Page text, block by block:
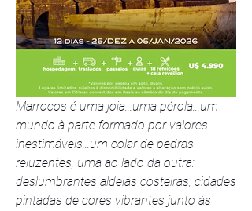
Marrocos é uma joia...uma pérola...um
mundo à parte formado por valores
inestimáveis...um colar de pedras
reluzentes, uma ao lado da outra:
deslumbrantes aldeias costeiras, cidades
pintadas de cores vibrantes junto às